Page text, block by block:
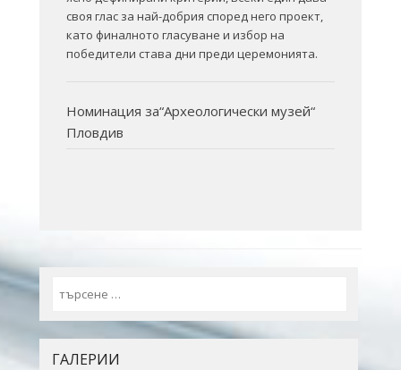
своя глас за най-добрия според него проект,
като финалното гласуване и избор на
победители става дни преди церемонията.
Номинация за“Археологически музей“
Пловдив
ГАЛЕРИИ